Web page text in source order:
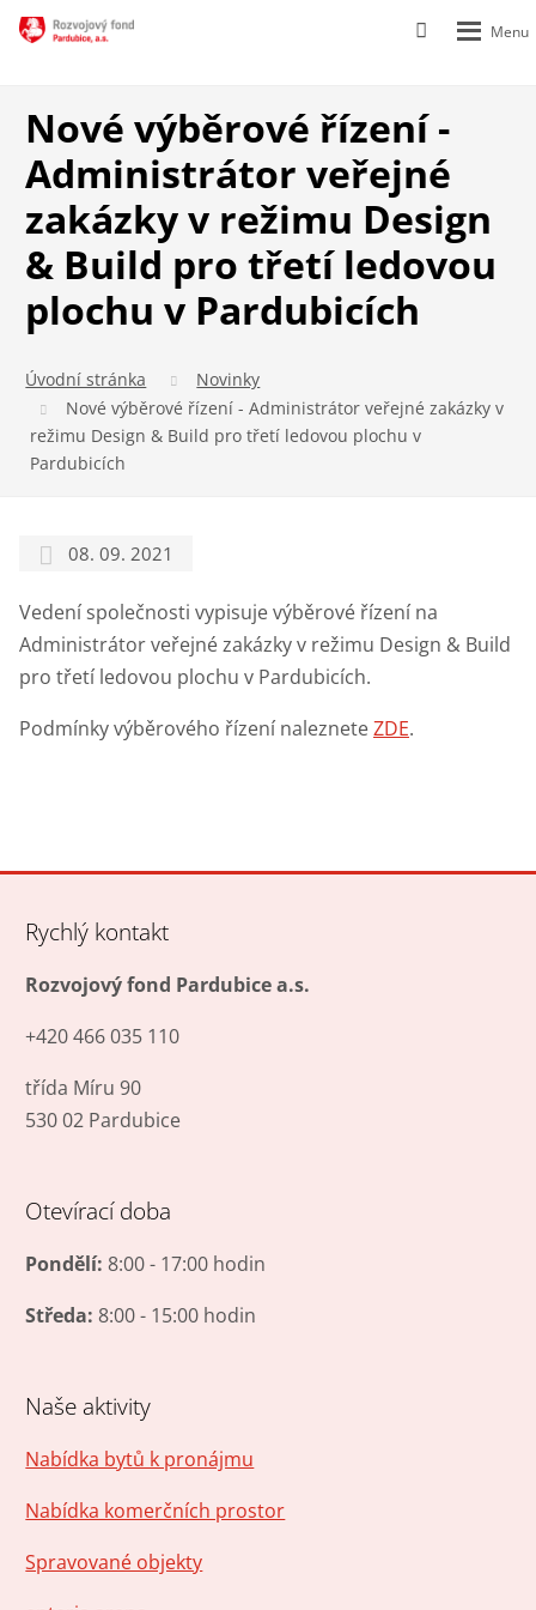
Vyhledávání
Nové výběrové řízení -
Administrátor veřejné
zakázky v režimu Design
& Build pro třetí ledovou
plochu v Pardubicích
Úvodní stránka
Novinky
Nové výběrové řízení - Administrátor veřejné zakázky v
režimu Design & Build pro třetí ledovou plochu v
Pardubicích
08. 09. 2021
Vedení společnosti vypisuje výběrové řízení na
Administrátor veřejné zakázky v režimu Design & Build
pro třetí ledovou plochu v Pardubicích.
Podmínky výběrového řízení nalezneteZDE.
Rychlý kontakt
Rozvojový fond Pardubice a.s.
+420 466 035 110
třída Míru 90
530 02 Pardubice
Otevírací doba
Pondělí: 8:00 - 17:00 hodin
Středa: 8:00 - 15:00 hodin
Naše aktivity
Nabídka bytů k pronájmu
Nabídka komerčních prostor
Spravované objekty